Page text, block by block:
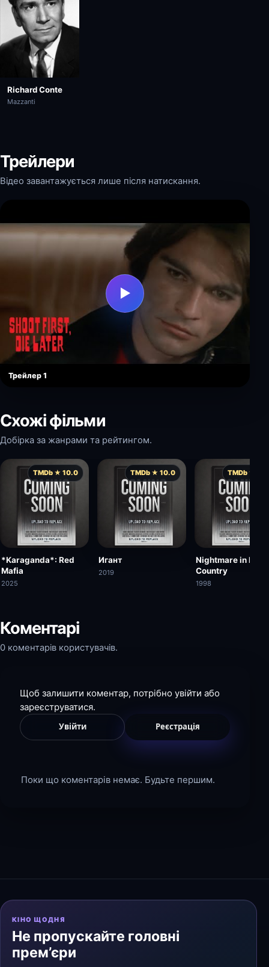
Richard Conte
Mazzanti
Трейлери
Відео завантажується лише після натискання.
▶
Трейлер 1
Схожі фільми
Добірка за жанрами та рейтингом.
TMDb ★ 10.0
*Karaganda*: Red
Mafia
2025
TMDb ★ 10.0
Игант
2019
TMDb ★
Nightmare in Big
Country
1998
Коментарі
0 коментарів користувачів.
Щоб залишити коментар, потрібно увійти або
зареєструватися.
Увійти Реєстрація
Поки що коментарів немає. Будьте першим.
КІНО ЩОДНЯ
Не пропускайте головні
прем’єри